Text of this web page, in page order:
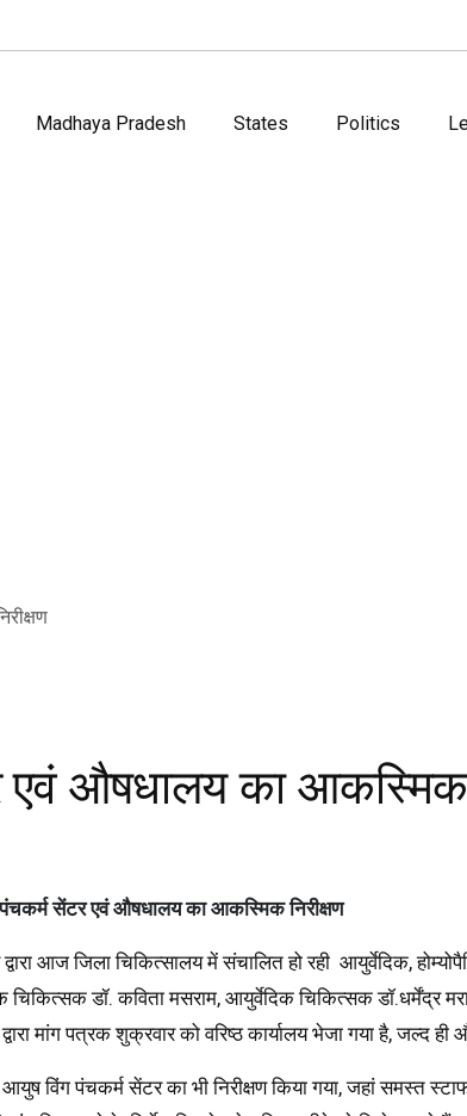
Madhaya Pradesh States Politics
औषधालय का आकस्मिक
सेंटर एवं औषधालय का आकस्मिक निरीक्षण
आज जिला चिकित्सालय में संचालित हो रही आयुर्वेदिक,
डॉ. कविता मसराम, आयुर्वेदिक चिकित्सक डॉ.धर्मेंद्र
मांग पत्रक शुक्रवार को वरिष्ठ कार्यालय भेजा गया है, जल्द ही
विंग पंचकर्म सेंटर का भी निरीक्षण किया गया, जहां समस्त